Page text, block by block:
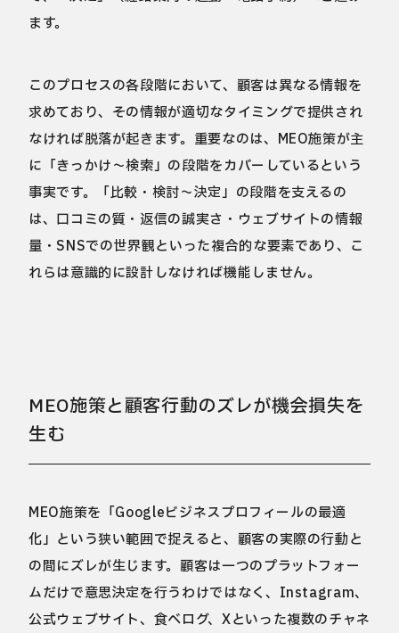
ます。
このプロセスの各段階において、顧客は異なる情報を
求めており、その情報が適切なタイミングで提供され
なければ脱落が起きます。重要なのは、MEO施策が主
に「きっかけ〜検索」の段階をカバーしているという
事実です。「比較・検討〜決定」の段階を支えるの
は、口コミの質・返信の誠実さ・ウェブサイトの情報
量・SNSでの世界観といった複合的な要素であり、こ
れらは意識的に設計しなければ機能しません。
MEO施策と顧客行動のズレが機会損失を
生む
MEO施策を「Googleビジネスプロフィールの最適
化」という狭い範囲で捉えると、顧客の実際の行動と
の間にズレが生じます。顧客は一つのプラットフォー
ムだけで意思決定を行うわけではなく、Instagram、
公式ウェブサイト、食べログ、Xといった複数のチャネ